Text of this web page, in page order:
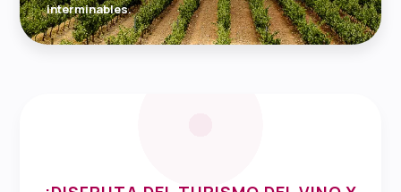
interminables.